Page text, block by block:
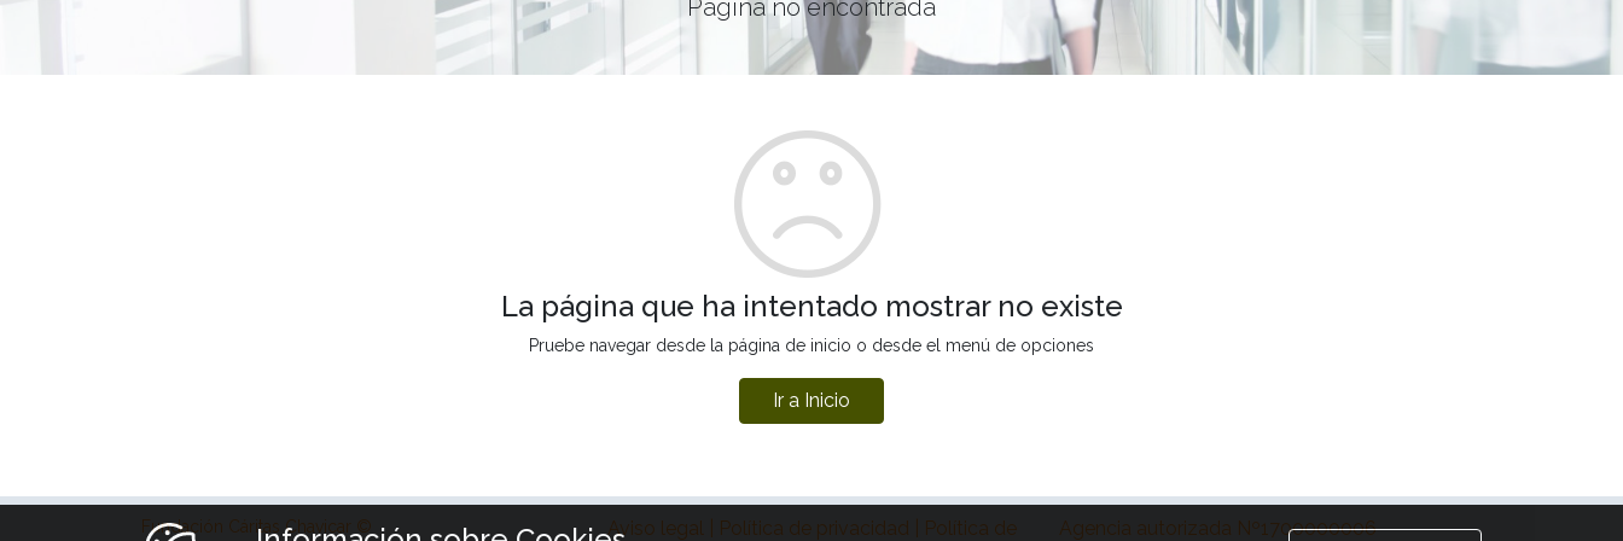
Página no encontrada
La página que ha intentado mostrar no existe
Pruebe navegar desde la página de inicio o desde el menú de opciones
Ir a Inicio
Fundación Cáritas Chavicar © Aviso legal | Política de privacidad | Política de Agencia autorizada Nº1700000006